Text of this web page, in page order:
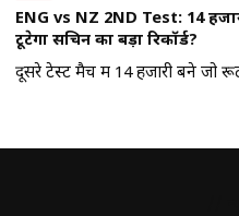
ENG vs NZ 2ND Test: 14
टूटेगा सचिन का बड़ा रिकॉर्ड?
दूसरे टेस्ट मैच में 14 हजारी बने